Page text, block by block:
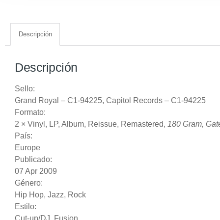
Descripción
Descripción
Sello:
Grand Royal ‎– C1-94225, Capitol Records ‎– C1-94225
Formato:
2 × Vinyl , LP, Album, Reissue, Remastered, 180 Gram,
País:
Europe
Publicado:
07 Apr 2009
Género:
Hip Hop, Jazz, Rock
Estilo: